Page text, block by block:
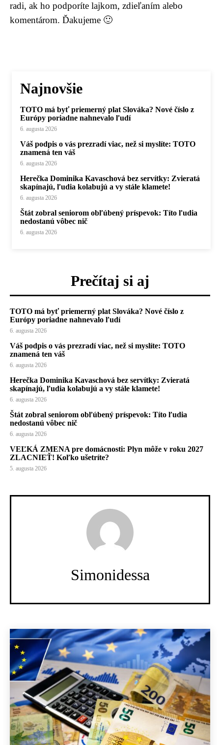
radi, ak ho podporíte lajkom, zdieľaním alebo
komentárom. Ďakujeme 🙂
Najnovšie
TOTO má byť priemerný plat Slováka? Nové číslo z
Európy poriadne nahnevalo ľudí
6. augusta 2026
Váš podpis o vás prezradí viac, než si myslíte: TOTO
znamená ten váš
6. augusta 2026
Herečka Dominika Kavaschová bez servítky: Zvieratá
skapínajú, ľudia kolabujú a vy stále klamete!
6. augusta 2026
Štát zobral seniorom obľúbený príspevok: Títo ľudia
nedostanú vôbec nič
6. augusta 2026
Prečítaj si aj
TOTO má byť priemerný plat Slováka? Nové číslo z
Európy poriadne nahnevalo ľudí
6. augusta 2026
Váš podpis o vás prezradí viac, než si myslíte: TOTO
znamená ten váš
6. augusta 2026
Herečka Dominika Kavaschová bez servítky: Zvieratá
skapínajú, ľudia kolabujú a vy stále klamete!
6. augusta 2026
Štát zobral seniorom obľúbený príspevok: Títo ľudia
nedostanú vôbec nič
6. augusta 2026
VEĽKÁ ZMENA pre domácnosti: Plyn môže v roku 2027
ZLACNIEŤ! Koľko ušetríte?
5. augusta 2026
Simonidessa